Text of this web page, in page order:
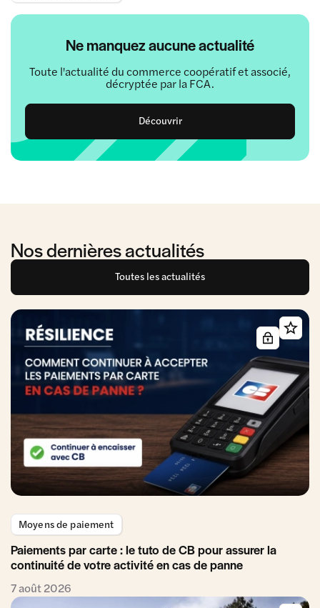
Ne manquez aucune actualité
Toute l'actualité du commerce coopératif et associé,
décryptée par la FCA.
Découvrir
Nos dernières actualités
Toutes les actualités
Moyens de paiement
Paiements par carte : le tuto de CB pour assurer la
continuité de votre activité en cas de panne
7 août 2026